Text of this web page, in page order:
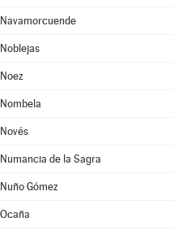
Navamorcuende
Noblejas
Noez
Nombela
Novés
Numancia de la Sagra
Nuño Gómez
Ocaña